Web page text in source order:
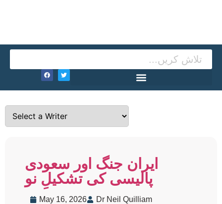
ایران جنگ اور سعودی
پالیسی کی تشکیلِ نو
May 16, 2026 Dr Neil Quilliam